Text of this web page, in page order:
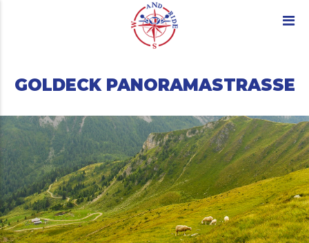
GOLDECK PANORAMASTRASSE